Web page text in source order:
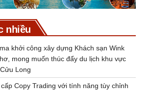
nhiều
khởi công xây dựng Khách sạn Wink
mong muốn thúc đẩy du lịch khu vực
Long
Copy Trading với tính năng tùy chỉnh